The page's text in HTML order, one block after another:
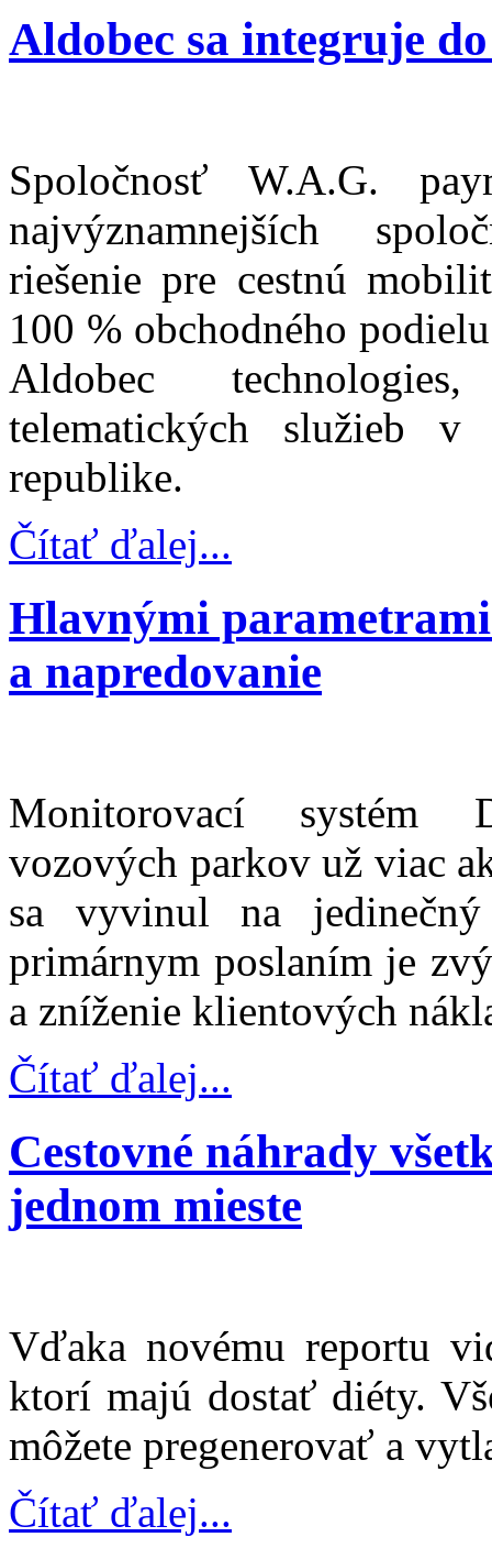
Aldobec sa integruje
Spoločnosť W.A.G.
najvýznamnejších
riešenie pre cestnú
100 % obchodného
Aldobec
telematických služieb v
republike.
Čítať ďalej...
Hlavnými
a napredovanie
Monitorovací systém
vozových parkov už viac
sa vyvinul na jedinečný
primárnym poslaním je
a zníženie klientových
Čítať ďalej...
Cestovné náhrady
jednom mieste
Vďaka novému reportu
ktorí majú dostať diéty.
môžete pregenerovať a
Čítať ďalej...